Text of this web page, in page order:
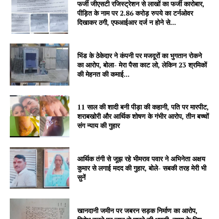
फर्जी जीएसटी रजिस्ट्रेशन से लाखों का फर्जी कारोबार,
पीड़ित के नाम पर 2.86 करोड़ रुपये का टर्नओवर
दिखाकर ठगी, एफआईआर दर्ज न होने से...
भिंड के ठेकेदार ने कंपनी पर मजदूरों का भुगतान रोकने
का आरोप, बोला- मेरा पैसा काट लो, लेकिन 23 श्रमिकों
की मेहनत की कमाई...
11 साल की शादी बनी पीड़ा की कहानी, पति पर मारपीट,
शराबखोरी और आर्थिक शोषण के गंभीर आरोप, तीन बच्चों
संग न्याय की गुहार
आर्थिक तंगी से जूझ रहे भीमराव पवार ने अभिनेता अक्षय
कुमार से लगाई मदद की गुहार, बोले- सबकी तरह मेरी भी
सुनें
खानदानी जमीन पर जबरन सड़क निर्माण का आरोप,